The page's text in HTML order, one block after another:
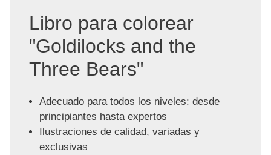
Libro para colorear
"Goldilocks and the
Three Bears"
Adecuado para todos los niveles: desde
principiantes hasta expertos
Ilustraciones de calidad, variadas y
exclusivas